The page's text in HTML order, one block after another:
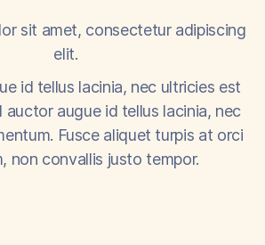
sit amet, consectetur adipiscing
elit.
id tellus lacinia, nec ultricies est
auctor augue id tellus lacinia, nec
Fusce aliquet turpis at orci
non convallis justo tempor.